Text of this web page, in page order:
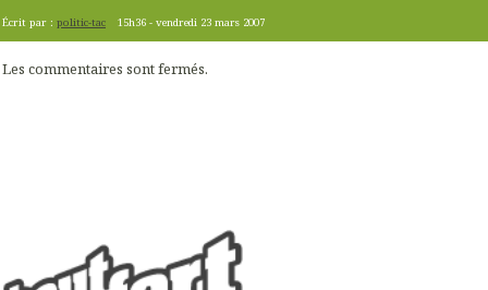
Écrit par : politic-tac 15h36 -vendredi 23 mars 2007
Les commentaires sont fermés.